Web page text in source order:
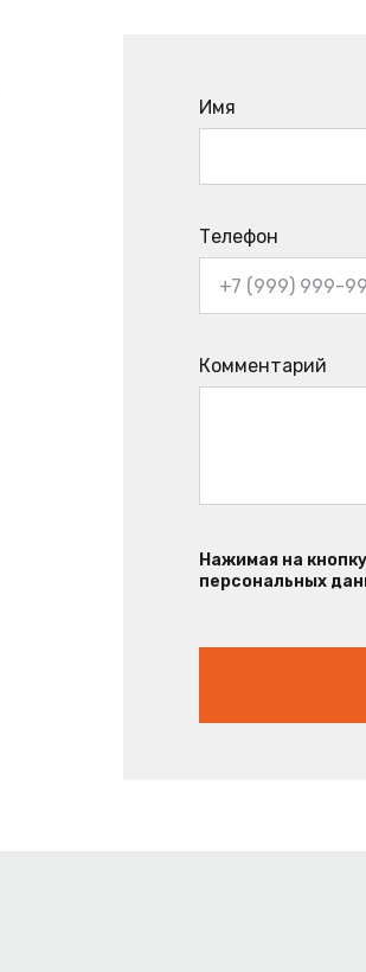
Имя
Телефон
Комментарий
Нажимая на
персональных